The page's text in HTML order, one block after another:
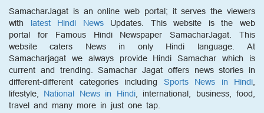
SamacharJagat is an online web portal; it serves the viewers
with latest Hindi NewsUpdates. This website is the web
portal for Famous Hindi Newspaper SamacharJagat. This
website caters News in only Hindi language. At
Samacharjagat we always provide Hindi Samachar which is
current and trending. Samachar Jagat offers news stories in
different-different categories including Sports News in Hindi,
lifestyle, National News in Hindi, international, business, food,
travel and many more in just one tap.